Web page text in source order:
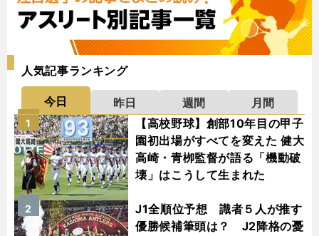
人気記事ランキング
今日 昨日 週間
月間
【高校野球】創部10年目の甲子
園初出場がすべてを変えた 健大
高崎・青栁監督が語る「機動破
壊」はこうして生まれた
1
J1全順位予想 識者５人が推す
優勝候補筆頭は？ J2降格の憂
2